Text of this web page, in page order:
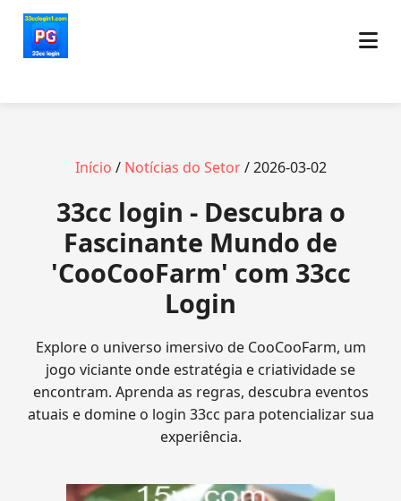
Início / Notícias do Setor/ 2026-03-02
33cc login - Descubra o
Fascinante Mundo de
'CooCooFarm' com 33cc
Login
Explore o universo imersivo de CooCooFarm, um
jogo viciante onde estratégia e criatividade se
encontram. Aprenda as regras, descubra eventos
atuais e domine o login 33cc para potencializar sua
experiência.